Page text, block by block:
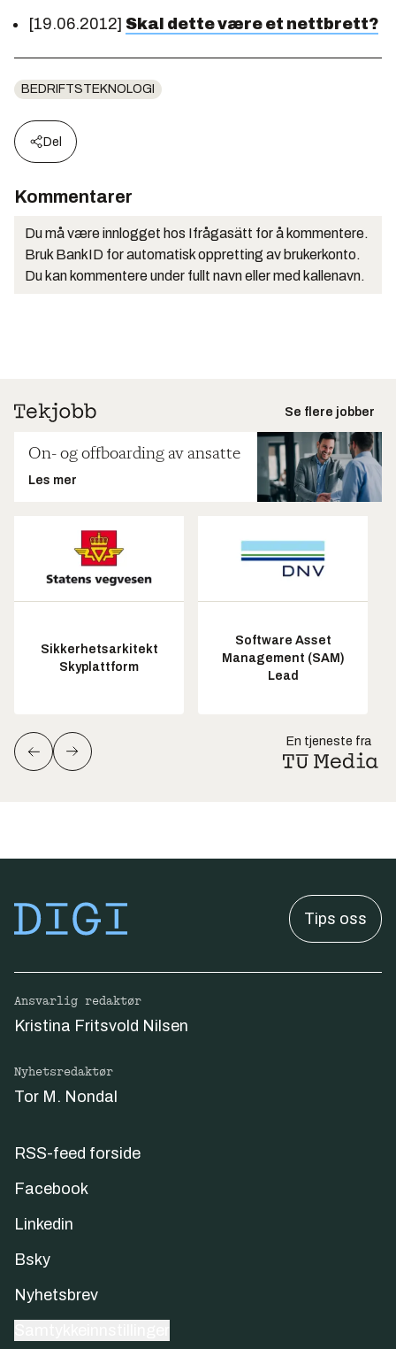
[19.06.2012] Skal dette være et nettbrett?
BEDRIFTSTEKNOLOGI
Del
Kommentarer
Du må være innlogget hos Ifrågasätt for å kommentere.
Bruk BankID for automatisk oppretting av brukerkonto.
Du kan kommentere under fullt navn eller med kallenavn.
Se flere jobber
On- og offboarding av ansatte
Les mer
Sikkerhetsarkitekt
Skyplattform
Software Asset
Management (SAM)
Lead
En tjeneste fra
Tips oss
Ansvarlig redaktør
Kristina Fritsvold Nilsen
Nyhetsredaktør
Tor M. Nondal
RSS-feed forside
Facebook
Linkedin
Bsky
Nyhetsbrev